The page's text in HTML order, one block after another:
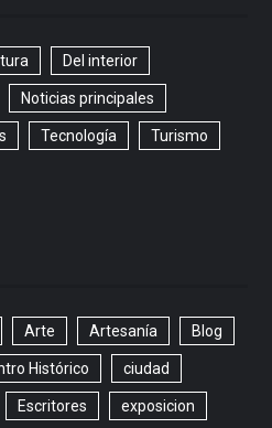
Del interior
Noticias principales
Tecnología Turismo
Arte Artesanía Blog
Histórico ciudad
Escritores exposicion